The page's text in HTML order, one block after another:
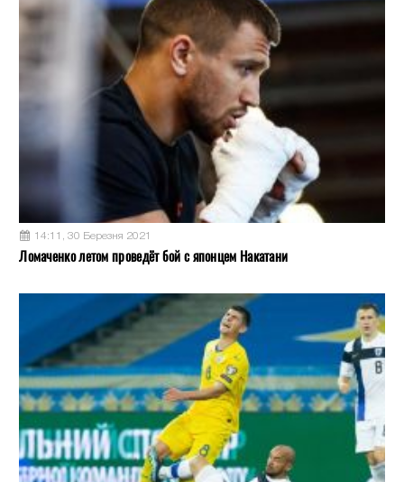
14:11, 30 Березня 2021
Ломаченко летом проведёт бой с японцем Накатани